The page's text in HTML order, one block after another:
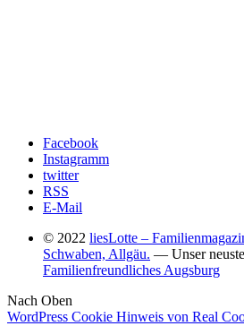
Facebook
Instagramm
twitter
RSS
E-Mail
© 2022 liesLotte –
Schwaben, Allgäu. — Unser
Familienfreundliches Augsburg
Nach Oben
WordPress Cookie Hinweis von Real